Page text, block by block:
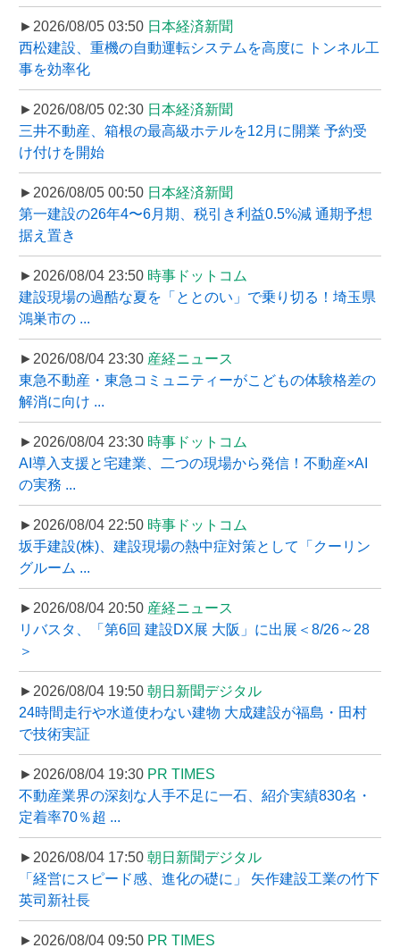
►2026/08/05 03:50 日本経済新聞
西松建設、重機の自動運転システムを高度に トンネル工
事を効率化
►2026/08/05 02:30 日本経済新聞
三井不動産、箱根の最高級ホテルを12月に開業 予約受
け付けを開始
►2026/08/05 00:50 日本経済新聞
第一建設の26年4〜6月期、税引き利益0.5%減 通期予想
据え置き
►2026/08/04 23:50 時事ドットコム
建設現場の過酷な夏を「ととのい」で乗り切る！埼玉県
鴻巣市の ...
►2026/08/04 23:30 産経ニュース
東急不動産・東急コミュニティーがこどもの体験格差の
解消に向け ...
►2026/08/04 23:30 時事ドットコム
AI導入支援と宅建業、二つの現場から発信！不動産×AI
の実務 ...
►2026/08/04 22:50 時事ドットコム
坂手建設(株)、建設現場の熱中症対策として「クーリン
グルーム ...
►2026/08/04 20:50 産経ニュース
リバスタ、「第6回 建設DX展 大阪」に出展＜8/26～28
＞
►2026/08/04 19:50 朝日新聞デジタル
24時間走行や水道使わない建物 大成建設が福島・田村
で技術実証
►2026/08/04 19:30 PR TIMES
不動産業界の深刻な人手不足に一石、紹介実績830名・
定着率70％超 ...
►2026/08/04 17:50 朝日新聞デジタル
「経営にスピード感、進化の礎に」 矢作建設工業の竹下
英司新社長
►2026/08/04 09:50 PR TIMES